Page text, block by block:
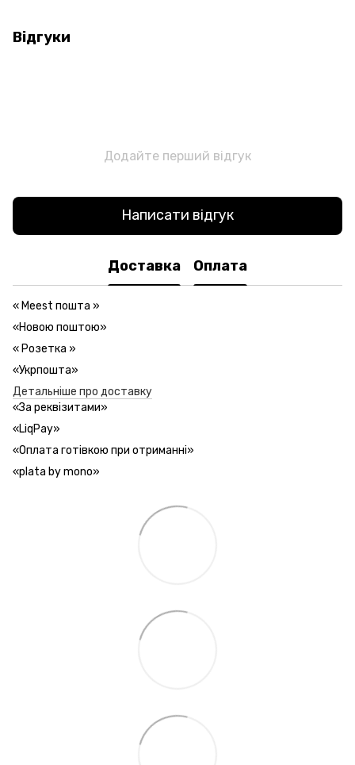
Відгуки
Додайте перший відгук
Написати відгук
Доставка Оплата
« Meest пошта »
«Новою поштою»
« Розетка »
«Укрпошта»
Детальніше про доставку
«За реквізитами»
«LiqPay»
«Оплата готівкою при отриманні»
«plata by mono»